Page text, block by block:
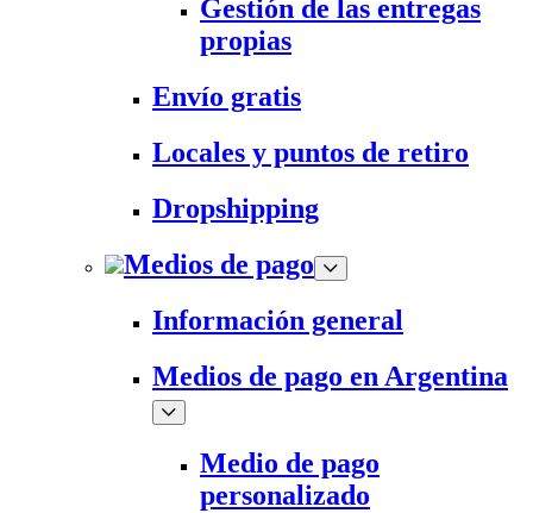
Gestión de las entregas
propias
Envío gratis
Locales y puntos de retiro
Dropshipping
Medios de pago
Información general
Medios de pago en Argentina
Medio de pago
personalizado